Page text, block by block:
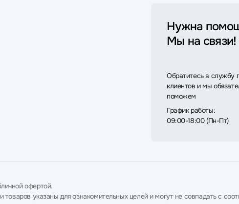
Нужна
Мы на связи!
Обратитесь в службу
клиентов и мы
поможем
График работы:
09:00-18:00 (Пн-Пт)
офертой.
товаров указаны для ознакомительных целей и могут не совпадать с